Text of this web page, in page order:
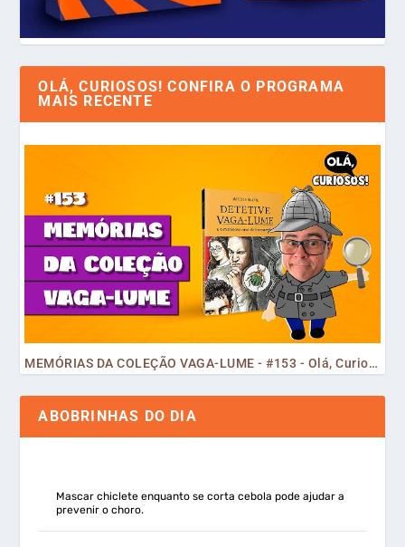
OLÁ, CURIOSOS! CONFIRA O PROGRAMA
MAIS RECENTE
MEMÓRIAS DA COLEÇÃO VAGA-LUME - #153 - Olá, Curiosos! 2023
ABOBRINHAS DO DIA
Mascar chiclete enquanto se corta cebola pode ajudar a
prevenir o choro.